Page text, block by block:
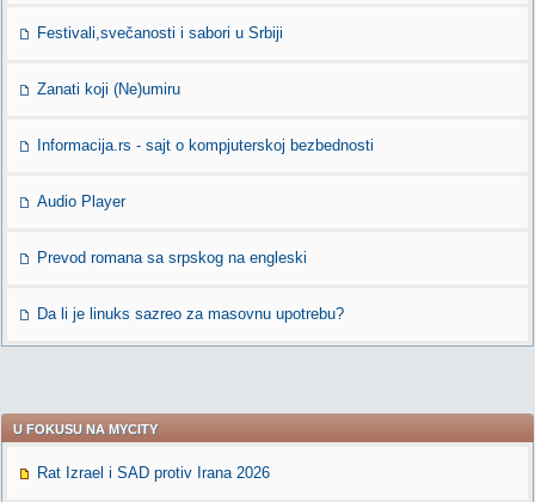
Festivali,svečanosti i sabori u Srbiji
Zanati koji (Ne)umiru
Informacija.rs - sajt o kompjuterskoj bezbednosti
Audio Player
Prevod romana sa srpskog na engleski
Da li je linuks sazreo za masovnu upotrebu?
U FOKUSU NA MYCITY
Rat Izrael i SAD protiv Irana 2026